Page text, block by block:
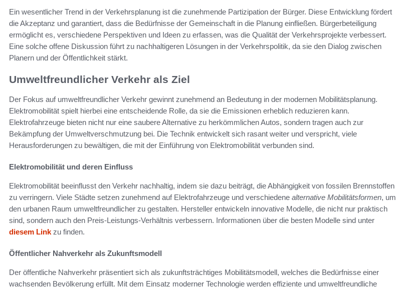
Ein wesentlicher Trend in der Verkehrsplanung ist die zunehmende Partizipation der Bürger. Diese Entwicklung fördert
die Akzeptanz und garantiert, dass die Bedürfnisse der Gemeinschaft in die Planung einfließen. Bürgerbeteiligung
ermöglicht es, verschiedene Perspektiven und Ideen zu erfassen, was die Qualität der Verkehrsprojekte verbessert.
Eine solche offene Diskussion führt zu nachhaltigeren Lösungen in der Verkehrspolitik, da sie den Dialog zwischen
Planern und der Öffentlichkeit stärkt.
Umweltfreundlicher Verkehr als Ziel
Der Fokus auf umweltfreundlicher Verkehr gewinnt zunehmend an Bedeutung in der modernen Mobilitätsplanung.
Elektromobilität spielt hierbei eine entscheidende Rolle, da sie die Emissionen erheblich reduzieren kann.
Elektrofahrzeuge bieten nicht nur eine saubere Alternative zu herkömmlichen Autos, sondern tragen auch zur
Bekämpfung der Umweltverschmutzung bei. Die Technik entwickelt sich rasant weiter und verspricht, viele
Herausforderungen zu bewältigen, die mit der Einführung von Elektromobilität verbunden sind.
Elektromobilität und deren Einfluss
Elektromobilität beeinflusst den Verkehr nachhaltig, indem sie dazu beiträgt, die Abhängigkeit von fossilen Brennstoffen
zu verringern. Viele Städte setzen zunehmend auf Elektrofahrzeuge und verschiedene alternative Mobilitätsformen, um
den urbanen Raum umweltfreundlicher zu gestalten. Hersteller entwickeln innovative Modelle, die nicht nur praktisch
sind, sondern auch den Preis-Leistungs-Verhältnis verbessern. Informationen über die besten Modelle sind unter
diesem Link zu finden.
Öffentlicher Nahverkehr als Zukunftsmodell
Der öffentliche Nahverkehr präsentiert sich als zukunftsträchtiges Mobilitätsmodell, welches die Bedürfnisse einer
wachsenden Bevölkerung erfüllt. Mit dem Einsatz moderner Technologie werden effiziente und umweltfreundliche